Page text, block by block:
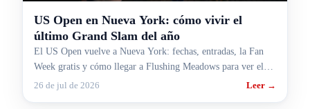
US Open en Nueva York: cómo vivir el
último Grand Slam del año
El US Open vuelve a Nueva York: fechas, entradas, la Fan
Week gratis y cómo llegar a Flushing Meadows para ver el
último Grand Slam del año.
26 de jul de 2026 Leer →